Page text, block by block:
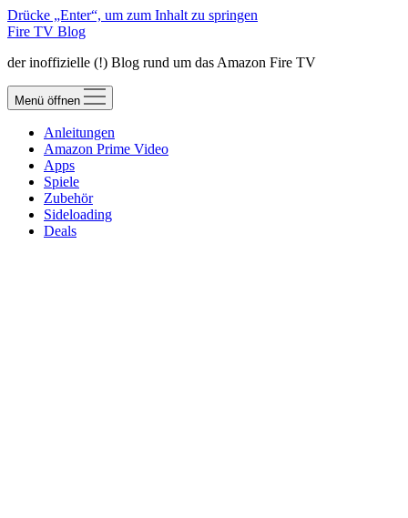
Drücke „Enter“, um zum Inhalt zu springen
Fire TV Blog
der inoffizielle (!) Blog rund um das Amazon Fire TV
Menü öffnen
Anleitungen
Amazon Prime Video
Apps
Spiele
Zubehör
Sideloading
Deals